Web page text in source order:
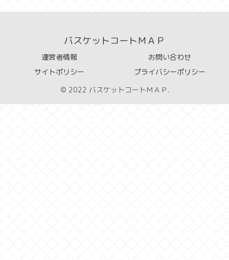
バスケットコートＭＡＰ
運営者情報
お問い合わせ
サイトポリシー
プライバシーポリシー
© 2022 バスケットコートＭＡＰ.